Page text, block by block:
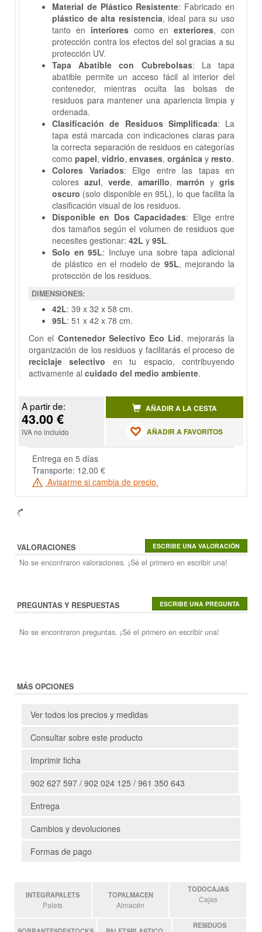
Material de Plástico Resistente: Fabricado en
plástico de alta resistencia, ideal para su uso
tanto en interiorescomo enexteriores, con
protección contra los efectos del sol gracias a su
protección UV.
Tapa Abatible con Cubrebolsas: La tapa
abatible permite un acceso fácil al interior del
contenedor, mientras oculta las bolsas de
residuos para mantener una apariencia limpia y
ordenada.
Clasificación de Residuos Simplificada: La
tapa está marcada con indicaciones claras para
la correcta separación de residuos en categorías
como papel, vidrio, envases, orgánica y resto.
Colores Variados: Elige entre las tapas en
colores azul, verde, amarillo,marrón ygris
oscuro (solo disponible en 95L), lo que facilita la
clasificación visual de los residuos.
Disponible en Dos Capacidades: Elige entre
dos tamaños según el volumen de residuos que
necesites gestionar: 42L y 95L.
Solo en 95L: Incluye una sobre tapa adicional
de plástico en el modelo de 95L, mejorando la
protección de los residuos.
DIMENSIONES:
42L: 39 x 32 x 58 cm.
95L: 51 x 42 x 78 cm.
Con el Contenedor Selectivo Eco Lid, mejorarás la
organización de los residuos y facilitarás el proceso de
reciclaje selectivo en tu espacio, contribuyendo
activamente al cuidado del medio ambiente.
A partir de:
43.00 €
IVA no incluido
AÑADIR A LA CESTA
AÑADIR A FAVORITOS
Entrega en 5 días
Transporte: 12.00 €
Avisarme si cambia de precio.
VALORACIONES
No se encontraron valoraciones. ¡Sé el primero en escribir una!
PREGUNTAS Y RESPUESTAS
No se encontraron preguntas. ¡Sé el primero en escribir una!
MÁS OPCIONES
Ver todos los precios y medidas
Consultar sobre este producto
Imprimir ficha
902 627 597 / 902 024 125 / 961 350 643
Entrega
Cambios y devoluciones
Formas de pago
INTEGRAPALETS
Palets
TOPALMACEN
Almacén
TODOCAJAS
Cajas
RESIDUOS